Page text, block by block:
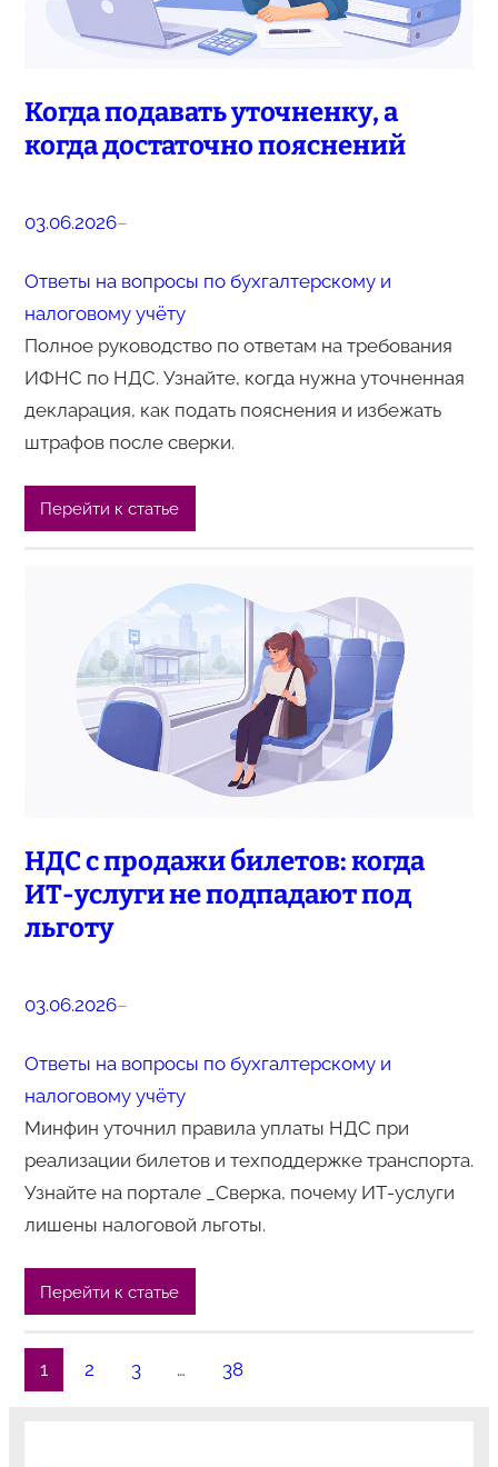
Когда подавать уточненку, а
когда достаточно пояснений
03.06.2026–
Ответы на вопросы по бухгалтерскому и
налоговому учёту
Полное руководство по ответам на требования
ИФНС по НДС. Узнайте, когда нужна уточненная
декларация, как подать пояснения и избежать
штрафов после сверки.
Перейти к статье
НДС с продажи билетов: когда
ИТ-услуги не подпадают под
льготу
03.06.2026–
Ответы на вопросы по бухгалтерскому и
налоговому учёту
Минфин уточнил правила уплаты НДС при
реализации билетов и техподдержке транспорта.
Узнайте на портале _Сверка, почему ИТ-услуги
лишены налоговой льготы.
Перейти к статье
1 2 3 … 38